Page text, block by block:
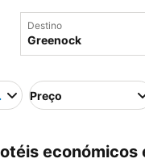
Destino
Preço
económicos